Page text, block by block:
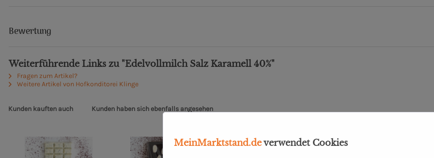
Bewertung
Weiterführende Links zu "Edelvollmilch Salz Karamell 40%"
Fragen zum Artikel?
Weitere Artikel von Hofkonditorei Klinge
Kunden kauften auch Kunden haben sich ebenfalls angesehen
MeinMarktstand.deverwendet Cookies